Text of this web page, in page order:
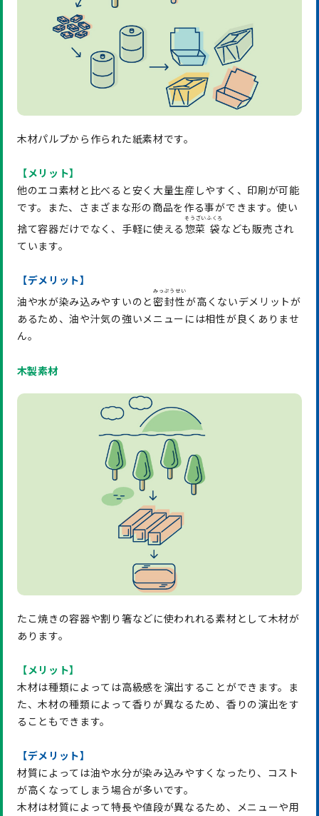
木材パルプから作られた紙素材です。
【メリット】
他のエコ素材と比べると安く大量生産しやすく、印刷が可能
です。また、さまざまな形の商品を作る事ができます。使い
捨て容器だけでなく、手軽に使える 惣菜
そうざい
袋
ふくろ
なども販売され
ています。
【デメリット】
油や水が染み込みやすいのと密封性
みっぷうせい
が高くないデメリットが
あるため、油や汁気の強いメニューには相性が良くありませ
ん。
木製素材
たこ焼きの容器や割り箸などに使われれる素材として木材が
あります。
【メリット】
木材は種類によっては高級感を演出することができます。ま
た、木材の種類によって香りが異なるため、香りの演出をす
ることもできます。
【デメリット】
材質によっては油や水分が染み込みやすくなったり、コスト
が高くなってしまう場合が多いです。
木材は材質によって特長や値段が異なるため、メニューや用